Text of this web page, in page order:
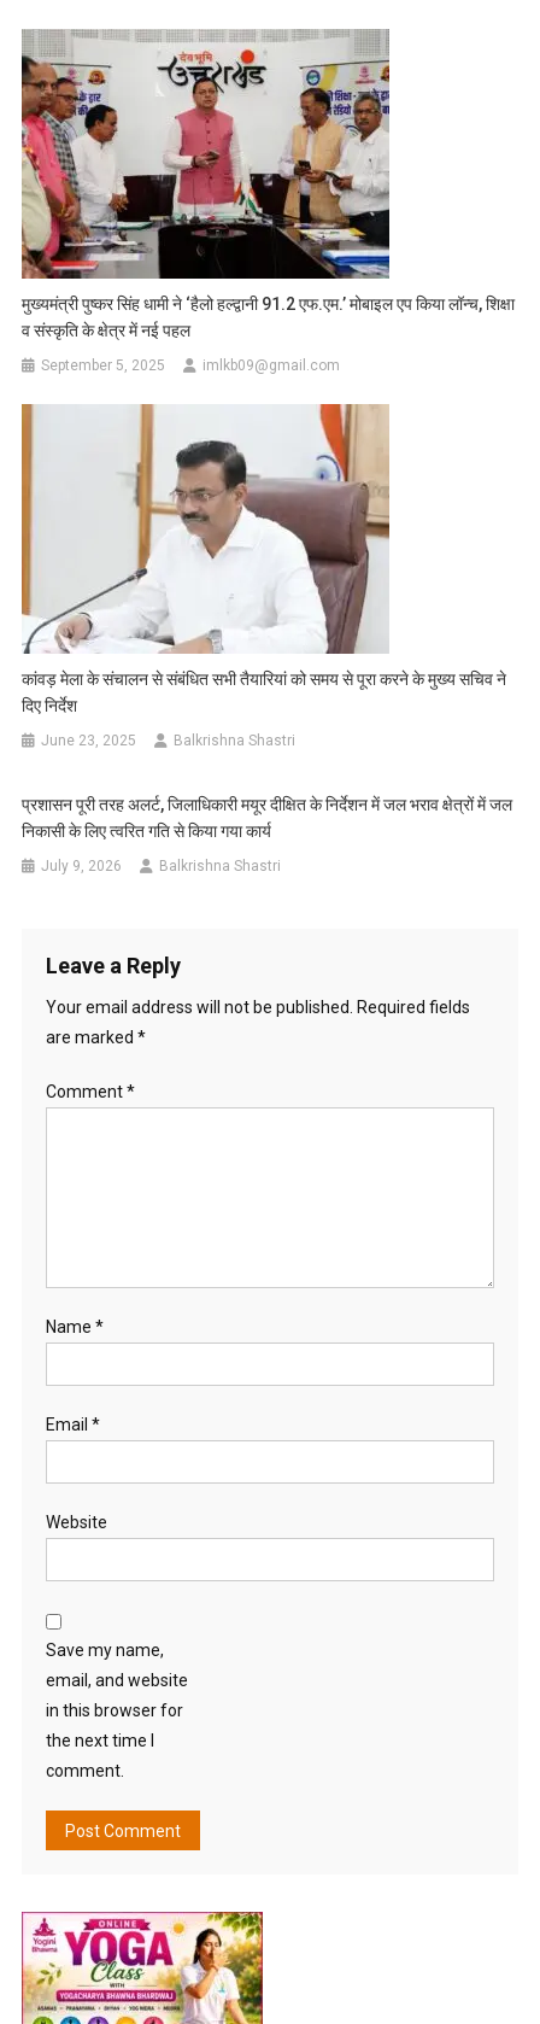
मुख्यमंत्री पुष्कर सिंह धामी ने ‘हैलो हल्द्वानी 91.2 एफ.एम.’ मोबाइल एप किया लॉन्च, शिक्षा
व संस्कृति के क्षेत्र में नई पहल
September 5, 2025 imlkb09@gmail.com
कांवड़ मेला के संचालन से संबंधित सभी तैयारियां को समय से पूरा करने के मुख्य सचिव ने
दिए निर्देश
June 23, 2025 Balkrishna Shastri
प्रशासन पूरी तरह अलर्ट, जिलाधिकारी मयूर दीक्षित के निर्देशन में जल भराव क्षेत्रों में जल
निकासी के लिए त्वरित गति से किया गया कार्य
July 9, 2026 Balkrishna Shastri
Leave a Reply
Your email address will not be published. Required fields
are marked *
Comment*
Name *
Email *
Website
Save my name,
email, and website
in this browser for
the next time I
comment.